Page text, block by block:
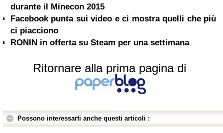
durante il Minecon 2015
Facebook punta sui video e ci mostra quelli che più
ci piacciono
RONIN in offerta su Steam per una settimana
Ritornare alla prima pagina di
Possono interessarti anche questi articoli :